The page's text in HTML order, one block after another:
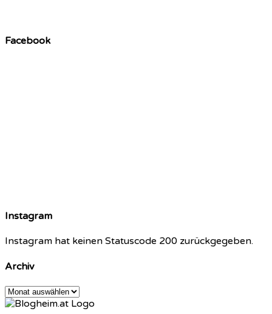
Facebook
Instagram
Instagram hat keinen Statuscode 200 zurückgegeben.
Archiv
Archiv